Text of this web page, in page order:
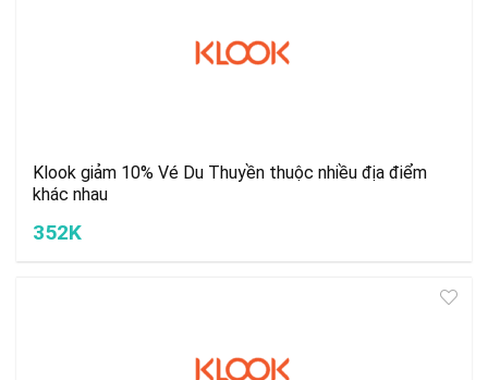
Klook giảm 10% Vé Du Thuyền thuộc nhiều địa điểm
khác nhau
352K